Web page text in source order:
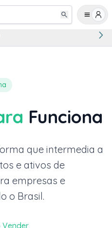
Funciona
que intermedia a
e ativos de
empresas e
o Brasil.
Vender